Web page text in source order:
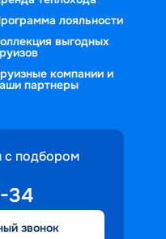
лояльности
выгодных
компании и
партнеры
подбором
34
звонок